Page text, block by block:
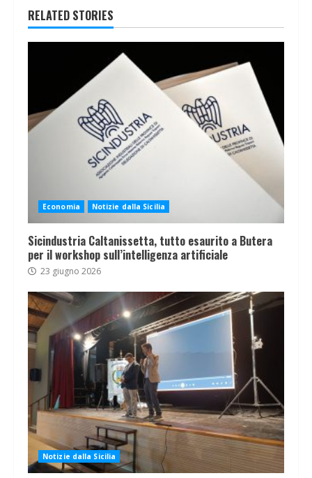
RELATED STORIES
Economia Notizie dalla Sicilia
Sicindustria Caltanissetta, tutto esaurito a Butera
per il workshop sull’intelligenza artificiale
23 giugno 2026
Notizie dalla Sicilia